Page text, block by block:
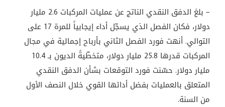
– بلغ الدفق النقدي الناتج عن عمليات المركبات 2.6 مليار
دولار، فكان الفصل الذي يسجّل أداء إيجابياً للمرة 17 على
التوالي. أنهت فورد الفصل الثاني بأرباح إجمالية في مجال
المركبات قدرها 25.8 مليار دولار، متخطّيةً الديون بـ 10.4
مليار دولار. حسّنت فورد التوقعات بشأن الدفق النقدي
المتعلق بالعمليات بفضل أدائها القوي خلال النصف الأول
من السنة.